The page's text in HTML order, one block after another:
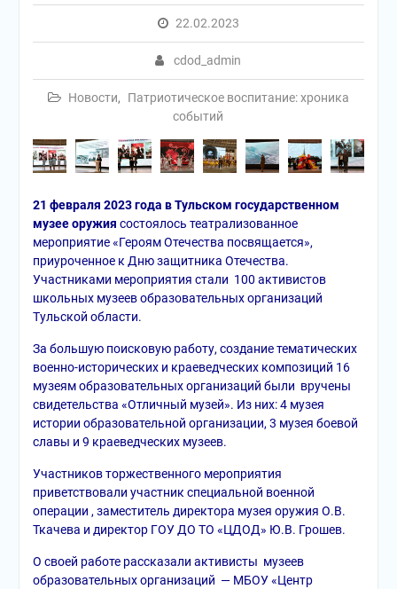
22.02.2023
cdod_admin
Новости,
Патриотическое воспитание: хроника
событий
21 февраля 2023 года в Тульском государственном
музее оружия состоялось театрализованное
мероприятие «Героям Отечества посвящается»,
приуроченное к Дню защитника Отечества.
Участниками мероприятия стали 100 активистов
школьных музеев образовательных организаций
Тульской области.
За большую поисковую работу, создание тематических
военно-исторических и краеведческих композиций 16
музеям образовательных организаций были вручены
свидетельства «Отличный музей». Из них: 4 музея
истории образовательной организации, 3 музея боевой
славы и 9 краеведческих музеев.
Участников торжественного мероприятия
приветствовали участник специальной военной
операции , заместитель директора музея оружия О.В.
Ткачева и директор ГОУ ДО ТО «ЦДОД» Ю.В. Грошев.
О своей работе рассказали активисты музеев
образовательных организаций — МБОУ «Центр